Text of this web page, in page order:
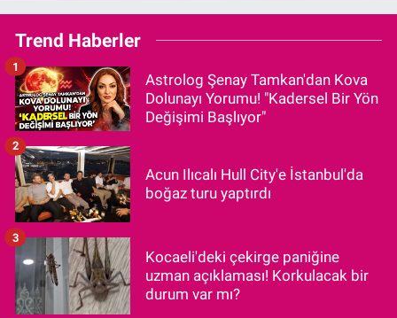
Trend Haberler
Astrolog Şenay Tamkan'dan Kova
Dolunayı Yorumu! "Kadersel Bir Yön
Değişimi Başlıyor"
1
Acun Ilıcalı Hull City'e İstanbul'da
boğaz turu yaptırdı
2
Kocaeli'deki çekirge paniğine
uzman açıklaması! Korkulacak bir
durum var mı?
3